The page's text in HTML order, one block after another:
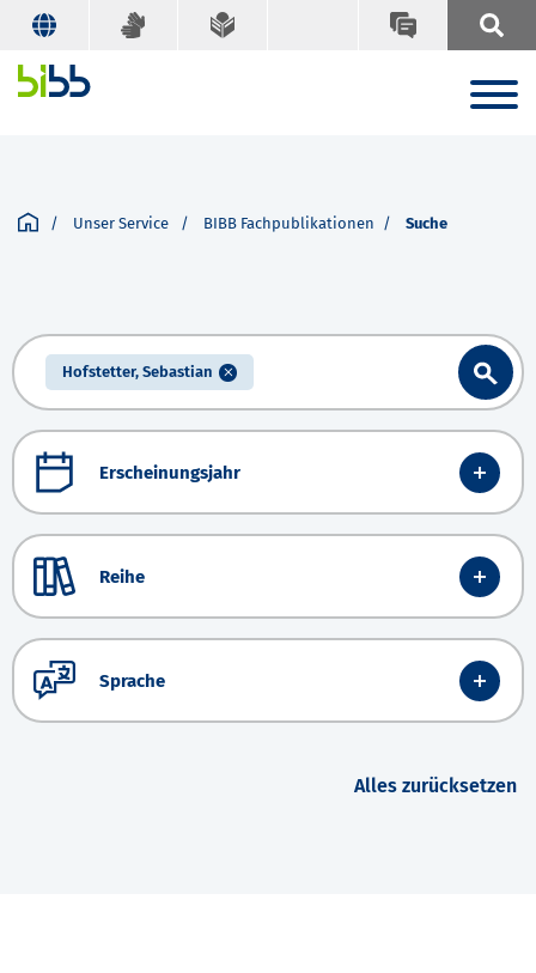
Unser Service BIBB Fachpublikationen Suche
Hofstetter, Sebastian
Erscheinungsjahr
Reihe
Sprache
Alles zurücksetzen